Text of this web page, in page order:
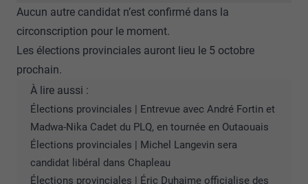
Aucun autre candidat n’est confirmé dans la
circonscription pour le moment.
Les élections provinciales auront lieu le 5 octobre
prochain.
À lire aussi :
Élections provinciales | Entrevue avec André Fortin et
Madwa-Nika Cadet du PLQ, en tournée en Outaouais
Élections provinciales | Michel Langevin sera
candidat libéral dans Chapleau
Élections provinciales | Éric Duhaime officialise des